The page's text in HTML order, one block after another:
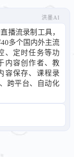
洪墨AI
播流录制工具，
多个国内外主流
、定时任务等功
内容创作者、教
容保存、课程录
跨平台、自动化